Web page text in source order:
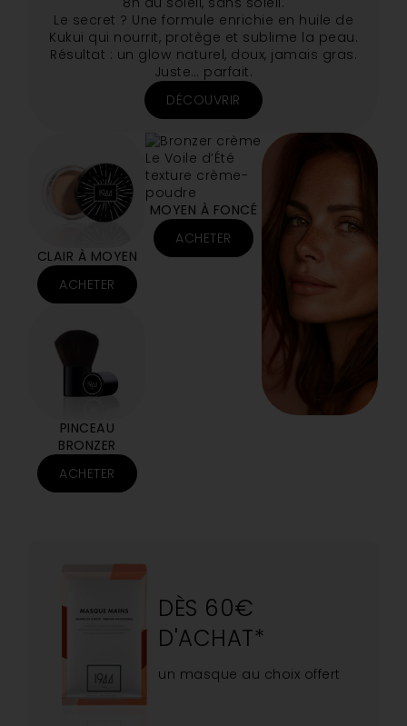
Le secret ? Une formule enrichie en huile de
Kukui qui nourrit, protège et sublime la peau.
Résultat : un glow naturel, doux, jamais gras.
Juste… parfait.
DÉCOUVRIR
CLAIR À MOYEN
ACHETER
PINCEAU
BRONZER
ACHETER
MOYEN À FONCÉ
ACHETER
DÈS 60€
D'ACHAT*
un masque au choix offert